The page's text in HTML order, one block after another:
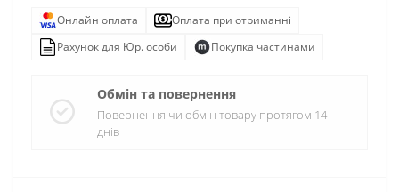
Онлайн оплата
Оплата при отриманні
Рахунок для Юр. особи
Покупка частинами
Обмін та повернення
Повернення чи обмін товару протягом 14
днів